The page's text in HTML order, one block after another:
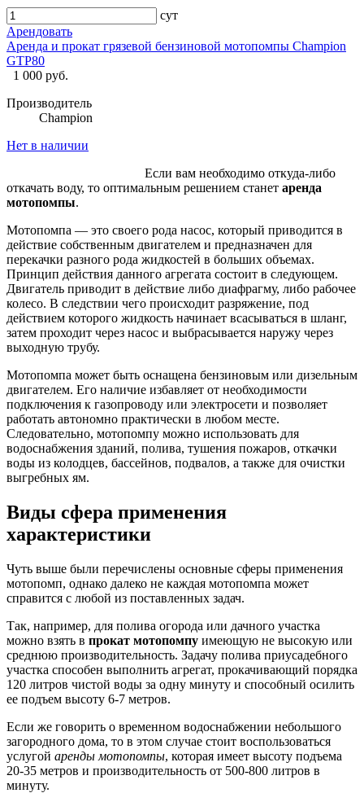
сут
Арендовать
Аренда и прокат грязевой бензиновой мотопомпы Champion
GTP80
1 000 руб.
Производитель
Champion
Нет в наличии
Если вам необходимо откуда-либо
откачать воду, то оптимальным решением станет аренда
мотопомпы.
Мотопомпа — это своего рода насос, который приводится в
действие собственным двигателем и предназначен для
перекачки разного рода жидкостей в больших объемах.
Принцип действия данного агрегата состоит в следующем.
Двигатель приводит в действие либо диафрагму, либо рабочее
колесо. В следствии чего происходит разряжение, под
действием которого жидкость начинает всасываться в шланг,
затем проходит через насос и выбрасывается наружу через
выходную трубу.
Мотопомпа может быть оснащена бензиновым или дизельным
двигателем. Его наличие избавляет от необходимости
подключения к газопроводу или электросети и позволяет
работать автономно практически в любом месте.
Следовательно, мотопомпу можно использовать для
водоснабжения зданий, полива, тушения пожаров, откачки
воды из колодцев, бассейнов, подвалов, а также для очистки
выгребных ям.
Виды сфера применения
характеристики
Чуть выше были перечислены основные сферы применения
мотопомп, однако далеко не каждая мотопомпа может
справится с любой из поставленных задач.
Так, например, для полива огорода или дачного участка
можно взять в прокат мотопомпу имеющую не высокую или
среднюю производительность. Задачу полива приусадебного
участка способен выполнить агрегат, прокачивающий порядка
120 литров чистой воды за одну минуту и способный осилить
ее подъем высоту 6-7 метров.
Если же говорить о временном водоснабжении небольшого
загородного дома, то в этом случае стоит воспользоваться
услугой аренды мотопомпы, которая имеет высоту подъема
20-35 метров и производительность от 500-800 литров в
минуту.